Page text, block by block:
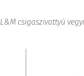
L&M csigaszivattyú